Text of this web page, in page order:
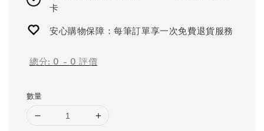
卡
安心購物保障：每筆訂單享一次免費退貨服務
總分: 0 - 0 評價
數量